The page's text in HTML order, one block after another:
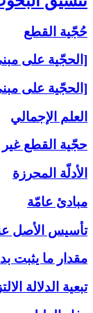
حُجّية القطع
[الحجّية على
[الحجّية على
العلم الإجمالي
حجّية القطع
الأدلّة المحرزة
مبادئ عامّة
تأسيس الأصل
مقدار ما يثبت
تبعية الدلالة